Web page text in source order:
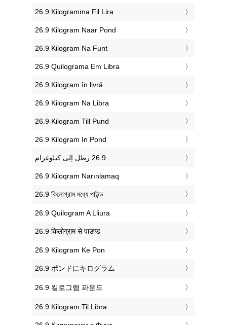
‎26.9 Kilogramma Fil Lira
‎26.9 Kilogram Naar Pond
‎26.9 Kilogram Na Funt
‎26.9 Quilograma Em Libra
‎26.9 Kilogram în livră
‎26.9 Kilogram Na Libra
‎26.9 Kilogram Till Pund
‎26.9 Kilogram In Pond
‎26.9 Kiloqram Narınlamaq
‎26.9 কিলোগ্রাম মধ্যে পাউন্ড
‎26.9 Quilogram A Lliura
‎26.9 किलोग्राम से पाउण्ड
‎26.9 Kilogram Ke Pon
‎26.9 ポンドにキログラム
‎26.9 킬로그램 파운드
‎26.9 Kilogram Til Libra